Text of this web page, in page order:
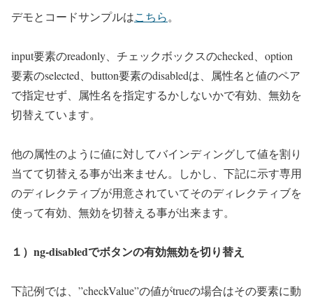
デモとコードサンプルはこちら。
input要素のreadonly、チェックボックスのchecked、option
要素のselected、button要素のdisabledは、属性名と値のペア
で指定せず、属性名を指定するかしないかで有効、無効を
切替えています。
他の属性のように値に対してバインディングして値を割り
当てて切替える事が出来ません。しかし、下記に示す専用
のディレクティブが用意されていてそのディレクティブを
使って有効、無効を切替える事が出来ます。
１）ng-disabledでボタンの有効無効を切り替え
下記例では、”checkValue”の値がtrueの場合はその要素に動